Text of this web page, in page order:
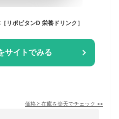
リポビタンD 栄養ドリンク］
サイトでみる
価格と在庫を楽天でチェック >>